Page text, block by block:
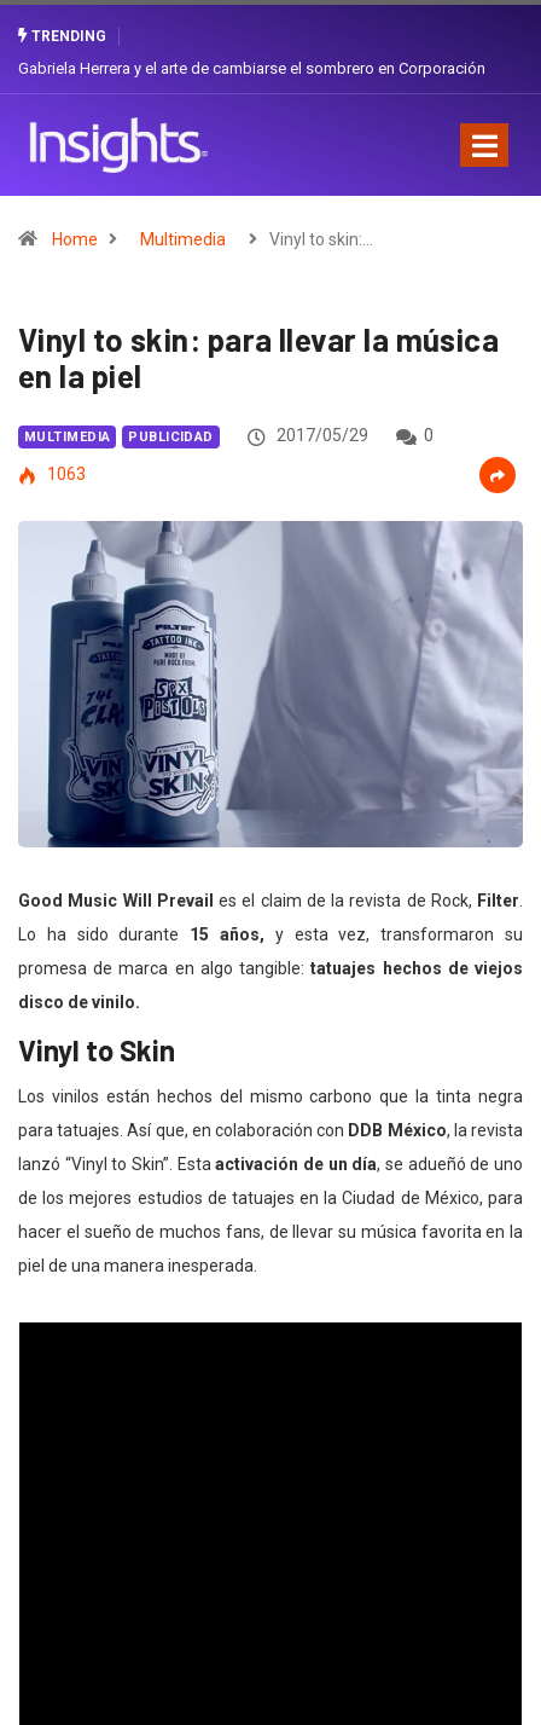
TRENDING
Gabriela Herrera y el arte de cambiarse el sombrero en Corporación
Home Multimedia Vinyl to skin:…
Vinyl to skin: para llevar la música
en la piel
MULTIMEDIA PUBLICIDAD 2017/05/29
0
1063
Good Music Will Prevail es el claim de la revista de Rock, Filter
Lo ha sido durante 15 años, y esta vez, transformaron su
promesa de marca en algo tangible:tatuajes hechos de viejos
disco de vinilo.
Vinyl to Skin
Los vinilos están hechos del mismo carbono que la tinta negra
para tatuajes. Así que, en colaboración con DDB México, la revista
lanzó “Vinyl to Skin”. Estaactivación de un día, se adueñó de uno
de los mejores estudios de tatuajes en la Ciudad de México, para
hacer el sueño de muchos fans, de llevar su música favorita en la
piel de una manera inesperada.